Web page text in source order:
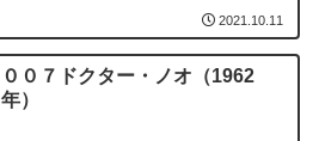
2021.10.11
００７ドクター・ノオ（1962
年）